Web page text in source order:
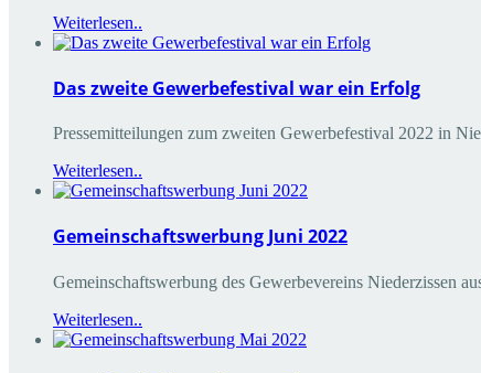
Weiterlesen..
Das zweite Gewerbefestival war ein Erfolg
Pressemitteilungen zum zweiten Gewerbefestival 2022 in
Weiterlesen..
Gemeinschaftswerbung Juni 2022
Gemeinschaftswerbung des Gewerbevereins Niederzissen
Weiterlesen..